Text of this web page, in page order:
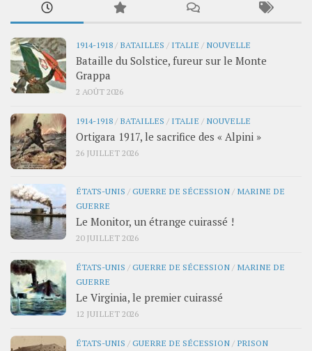
1914-1918 / BATAILLES / ITALIE / NOUVELLE
Bataille du Solstice, fureur sur le Monte
Grappa
2 AOÛT 2026
1914-1918 / BATAILLES / ITALIE / NOUVELLE
Ortigara 1917, le sacrifice des « Alpini »
26 JUILLET 2026
ÉTATS-UNIS /GUERRE DE SÉCESSION / MARINE DE
GUERRE
Le Monitor, un étrange cuirassé !
20 JUILLET 2026
ÉTATS-UNIS /GUERRE DE SÉCESSION / MARINE DE
GUERRE
Le Virginia, le premier cuirassé
12 JUILLET 2026
ÉTATS-UNIS /GUERRE DE SÉCESSION / PRISON